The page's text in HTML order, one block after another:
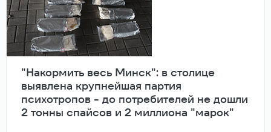
"Накормить весь Минск": в столице
выявлена крупнейшая партия
психотропов - до потребителей не дошли
2 тонны спайсов и 2 миллиона "марок"